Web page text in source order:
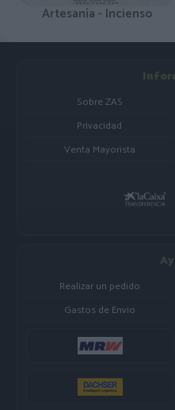
Artesanía - Incienso
Sobre ZAS
Privacidad
Venta Mayorista
Realizar un pedido
Gastos de Envio